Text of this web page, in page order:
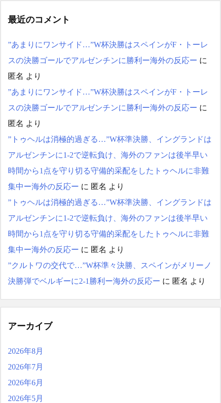
たらす！ドイツ紙
海外サッカー、引退する
双する
Powered by livedoor 相互RS
S
最近のコメント
”あまりにワンサイド…”W杯決勝はスペインがF・トーレ
スの決勝ゴールでアルゼンチンに勝利ー海外の反応ー に
匿名 より
”あまりにワンサイド…”W杯決勝はスペインがF・トーレ
スの決勝ゴールでアルゼンチンに勝利ー海外の反応ー に
匿名 より
”トゥヘルは消極的過ぎる…”W杯準決勝、イングランドは
アルゼンチンに1-2で逆転負け、海外のファンは後半早い
時間から1点を守り切る守備的采配をしたトゥヘルに非難
集中ー海外の反応ー に 匿名 より
”トゥヘルは消極的過ぎる…”W杯準決勝、イングランドは
アルゼンチンに1-2で逆転負け、海外のファンは後半早い
時間から1点を守り切る守備的采配をしたトゥヘルに非難
集中ー海外の反応ー に 匿名 より
”クルトワの交代で…”W杯準々決勝、スペインがメリーノ
決勝弾でベルギーに2-1勝利ー海外の反応ー に 匿名 より
アーカイブ
2026年8月
2026年7月
2026年6月
2026年5月